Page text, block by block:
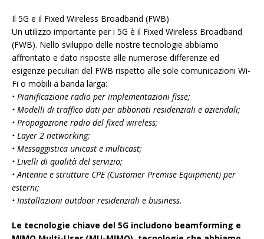
Il 5G e il Fixed Wireless Broadband (FWB)
Un utilizzo importante per i 5G è il Fixed Wireless Broadband
(FWB). Nello sviluppo delle nostre tecnologie abbiamo
affrontato e dato risposte alle numerose differenze ed
esigenze peculiari del FWB rispetto alle sole comunicazioni Wi-
Fi o mobili a banda larga:
• Pianificazione radio per implementazioni fisse;
• Modelli di traffico dati per abbonati residenziali e aziendali;
• Propagazione radio del fixed wireless;
• Layer 2 networking;
• Messaggistica unicast e multicast;
• Livelli di qualità del servizio;
• Antenne e strutture CPE (Customer Premise Equipment) per
esterni;
• Installazioni outdoor residenziali e business.
Le tecnologie chiave del 5G includono beamforming e